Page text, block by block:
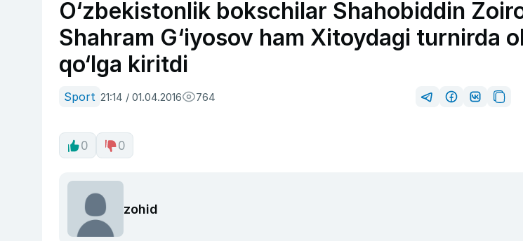
O‘zbekistonlik bokschilar Shahobiddin
Shahram G‘iyosov ham Xitoydagi turnirda
qo‘lga kiritdi
Sport 21:14 / 01.04.2016 764
0 0
zohid